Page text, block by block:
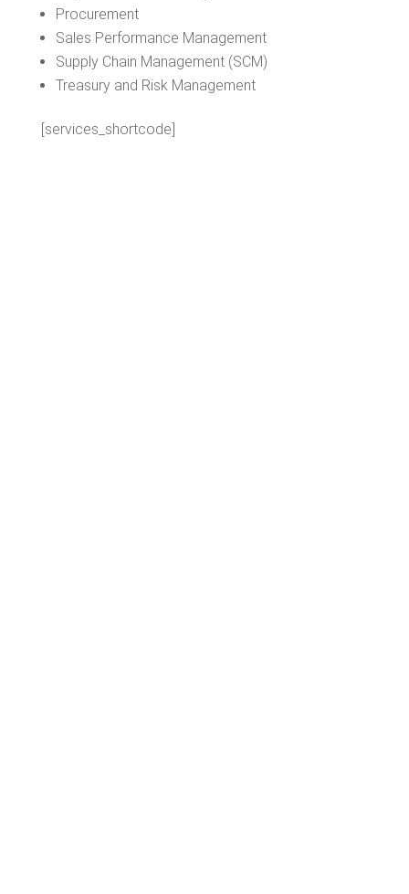
Procurement
Sales Performance Management
Supply Chain Management (SCM)
Treasury and Risk Management
[services_shortcode]